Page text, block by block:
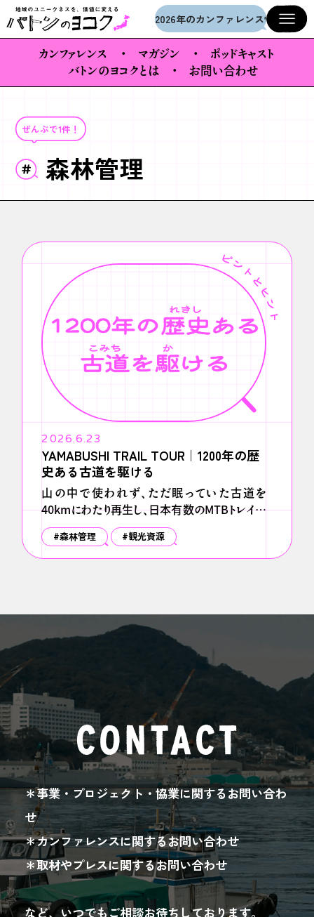
メインコンテンツへスキップ2026年のカンファレンス情報を公
カンファレンス マガジン
ポッドキャスト
バトンのヨコクとは
お問い合わせ
ぜんぶで1件！
森林管理
2026.6.23
YAMABUSHI TRAIL TOUR｜1200年の歴
史ある古道を駆ける
山の中で使われず、ただ眠っていた古道を
40kmにわたり再生し、日本有数のMTBトレイル
フィールドへ。海外メディアや世界的な旅行ハンド
ブック「ロンリープラネット」にも取り上げられ、国内
外から集客できる伊豆半島の新たな「山の観光」
#森林管理 #観光資源
CONTACT
＊事業・プロジェクト・協業に関するお問い合わ
せ
＊カンファレンスに関するお問い合わせ
＊取材やプレスに関するお問い合わせ
など、いつでもご相談お待ちしております。